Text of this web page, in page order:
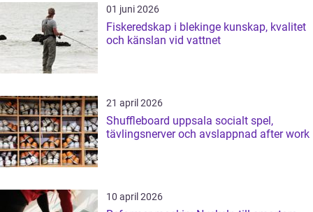
01 juni 2026
Fiskeredskap i blekinge kunskap, kvalitet
och känslan vid vattnet
21 april 2026
Shuffleboard uppsala socialt spel,
tävlingsnerver och avslappnad after work
10 april 2026